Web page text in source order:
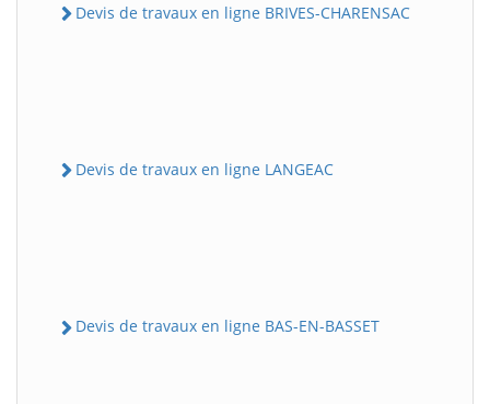
Devis de travaux en ligne BRIVES-CHARENSAC
Devis de travaux en ligne LANGEAC
Devis de travaux en ligne BAS-EN-BASSET